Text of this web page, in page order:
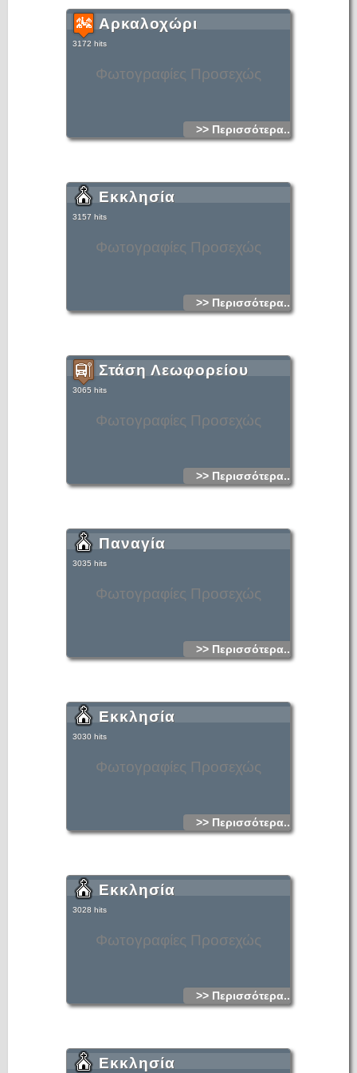
Φωτογραφίες Προσεχώς
Αρκαλοχώρι
3172 hits
>> Περισσότερα...
Φωτογραφίες Προσεχώς
Εκκλησία
3157 hits
>> Περισσότερα...
Φωτογραφίες Προσεχώς
Στάση Λεωφορείου
3065 hits
>> Περισσότερα...
Φωτογραφίες Προσεχώς
Παναγία
3035 hits
>> Περισσότερα...
Φωτογραφίες Προσεχώς
Εκκλησία
3030 hits
>> Περισσότερα...
Φωτογραφίες Προσεχώς
Εκκλησία
3028 hits
>> Περισσότερα...
Εκκλησία